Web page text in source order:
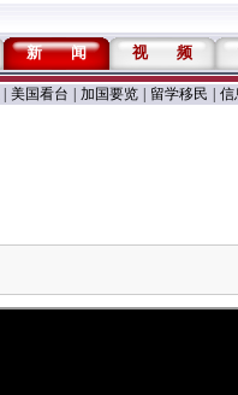
新 闻 视 频
美国看台 加国要览 留学移民 信